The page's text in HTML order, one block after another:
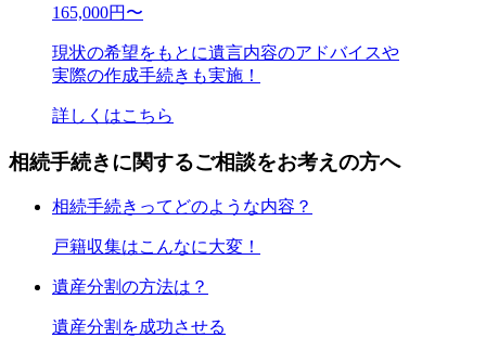
165,000円〜
現状の希望をもとに遺言内容のアドバイスや
実際の作成手続きも実施！
詳しくはこちら
相続手続きに関するご相談をお考えの方へ
相続手続きってどのような内容？
戸籍収集はこんなに大変！
遺産分割の方法は？
遺産分割を成功させる